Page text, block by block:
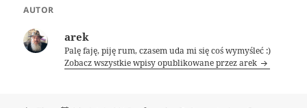
AUTOR
arek
Palę faję, piję rum, czasem uda mi się coś wymyśleć :)
Zobacz wszystkie wpisy opublikowane przez arek